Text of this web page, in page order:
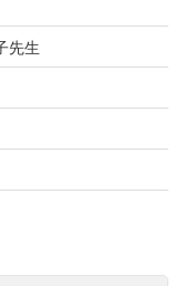
先生